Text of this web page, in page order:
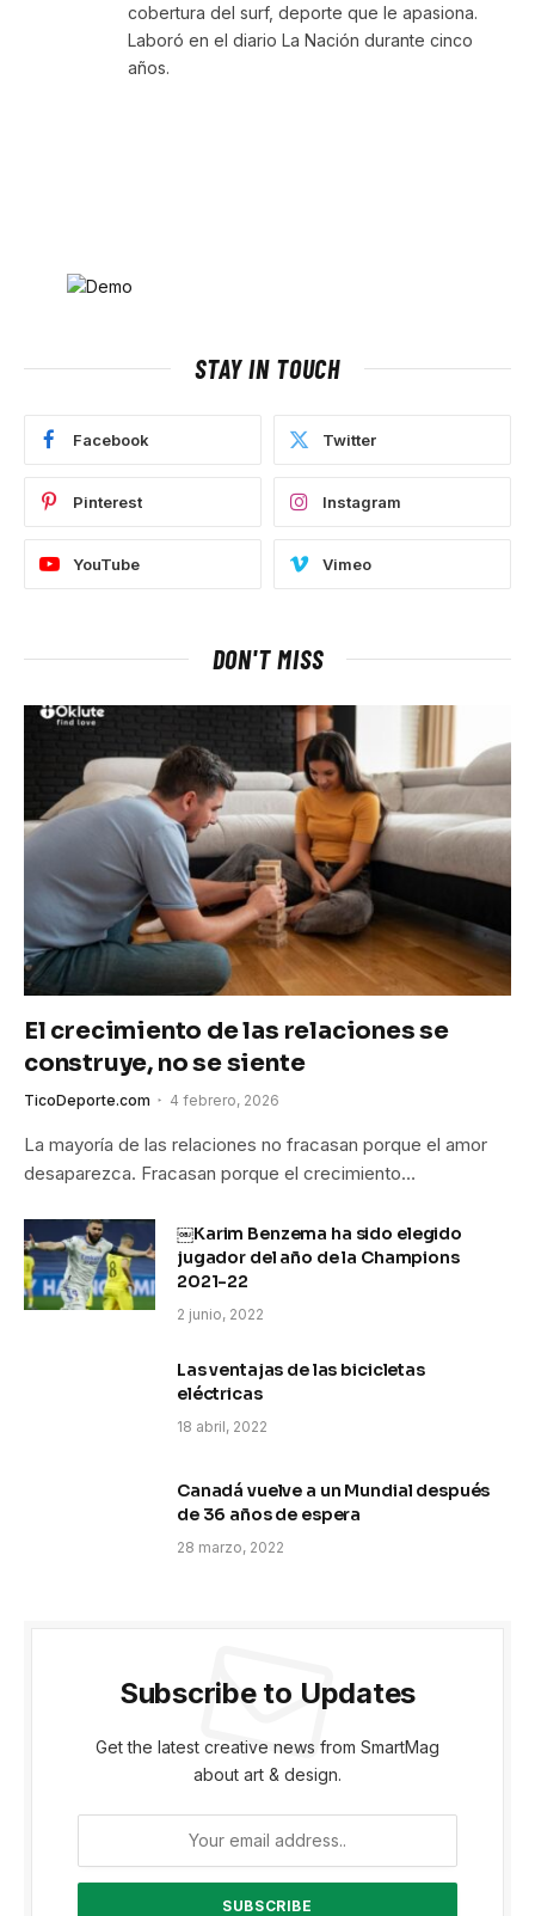
cobertura del surf, deporte que le apasiona.
Laboró en el diario La Nación durante cinco
años.
STAY IN TOUCH
Facebook Twitter
Pinterest Instagram
YouTube Vimeo
DON'T MISS
El crecimiento de las relaciones se
construye, no se siente
TicoDeporte.com 4 febrero, 2026
La mayoría de las relaciones no fracasan porque el amor
desaparezca. Fracasan porque el crecimiento…
￼Karim Benzema ha sido elegido
jugador del año de la Champions
2021-22
2 junio, 2022
Las ventajas de las bicicletas
eléctricas
18 abril, 2022
Canadá vuelve a un Mundial después
de 36 años de espera
28 marzo, 2022
Subscribe to Updates
Get the latest creative news from SmartMag
about art & design.